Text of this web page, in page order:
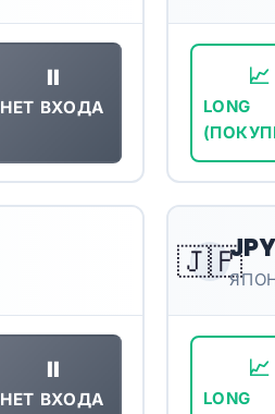
⏸️
НЕТ ВХОДА
📈
LONG
⏸️
НЕТ ВХОДА
🇯🇵JPY
📈
LONG